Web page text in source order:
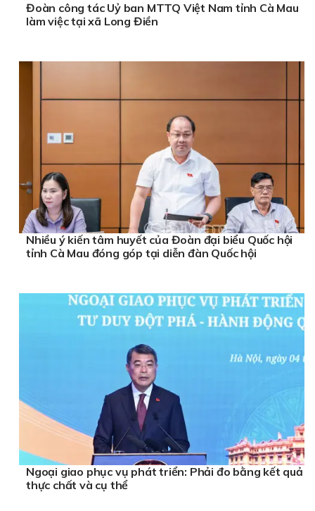
Đoàn công tác Uỷ ban MTTQ Việt Nam tỉnh Cà Mau
làm việc tại xã Long Điền
Nhiều ý kiến tâm huyết của Đoàn đại biểu Quốc hội
tỉnh Cà Mau đóng góp tại diễn đàn Quốc hội
Ngoại giao phục vụ phát triển: Phải đo bằng kết quả
thực chất và cụ thể